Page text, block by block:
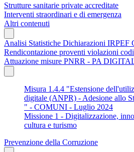
Strutture sanitarie private accreditate
Interventi straordinari e di emergenza
Altri contenuti
Analisi Statistiche Dichiarazioni IRPEF
Rendicontazione proventi violazioni
Attuazione misure PNRR - PA
Misura 1.4.4 "Estensione
digitale (ANPR) - Adesione allo
" - COMUNI - Luglio 2024
Missione 1 - Digitalizzazione,
cultura e turismo
Prevenzione della Corruzione